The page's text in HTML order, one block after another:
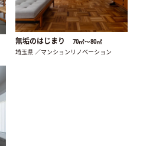
無垢のはじまり 70㎡〜80㎡
埼玉県 ／マンションリノベーション